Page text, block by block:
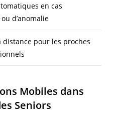
en cas
d’anomalie
distance pour les proches
Mobiles dans
Seniors